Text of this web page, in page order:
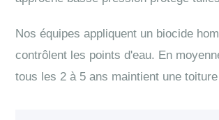
Nos équipes appliquent un biocide
contrôlent les points d'eau. En
tous les 2 à 5 ans maintient une